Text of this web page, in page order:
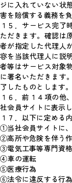
ジに入れていない状
害を賠償する義務を
１５．サービス完了
ただきます。確認は
者が指定した代理人
容を当該代理人に説
者等はサービス対象
に署名いただきます
了したものとします。
１６．前１４項の他
社会員サイトに表示し
１７．以下に定める
①当社会員サイトに
②高所や危険を伴う
③電気工事等専門資
④車の運転
⑤医療行為
⑥法令に違反する行為